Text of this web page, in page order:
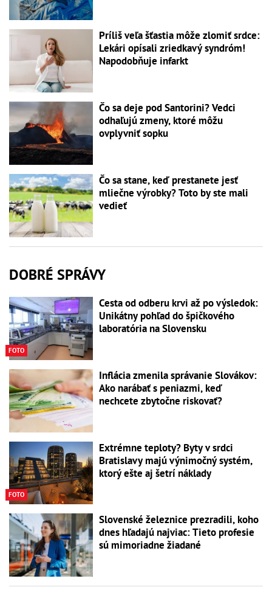
Príliš veľa šťastia môže zlomiť srdce:
Lekári opísali zriedkavý syndróm!
Napodobňuje infarkt
Čo sa deje pod Santorini? Vedci
odhaľujú zmeny, ktoré môžu
ovplyvniť sopku
Čo sa stane, keď prestanete jesť
mliečne výrobky? Toto by ste mali
vedieť
DOBRÉ SPRÁVY
FOTO
Cesta od odberu krvi až po výsledok:
Unikátny pohľad do špičkového
laboratória na Slovensku
Inflácia zmenila správanie Slovákov:
Ako narábať s peniazmi, keď
nechcete zbytočne riskovať?
FOTO
Extrémne teploty? Byty v srdci
Bratislavy majú výnimočný systém,
ktorý ešte aj šetrí náklady
Slovenské železnice prezradili, koho
dnes hľadajú najviac: Tieto profesie
sú mimoriadne žiadané